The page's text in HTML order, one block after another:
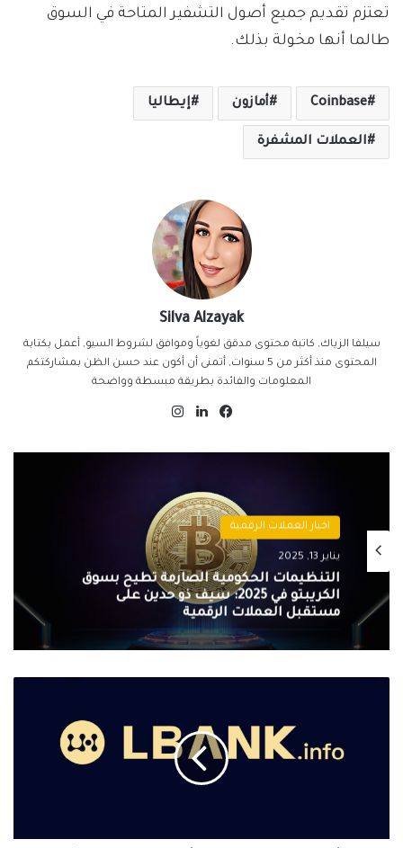
تعتزم تقديم جميع أصول التشفير المتاحة في السوق
طالما أنها مخولة بذلك.
Coinbase أمازون إيطاليا
العملات المشفرة
Silva Alzayak
سيلفا الزياك, كاتبة محتوى مدقق لغوياً وموافق لشروط السيو, أعمل بكتابة
المحتوى منذ أكثر من 5 سنوات, أتمنى أن أكون عند حسن الظن بمشاركتكم
المعلومات والفائدة بطريقة مبسطة وواضحة
فيسبوكلينكدإن
اخبار العملات الرقمية
يناير 13, 2025
التنظيمات الحكومية الصارمة تُطيح بسوق
الكريبتو في 2025: سيف ذو حدين على
مستقبل العملات الرقمية
للتشفير